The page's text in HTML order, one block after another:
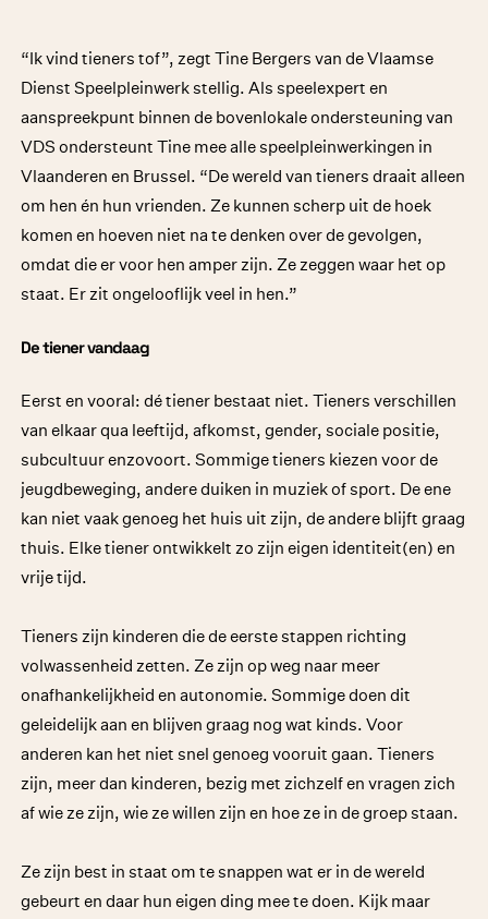
“Ik vind tieners tof”, zegt Tine Bergers van de Vlaamse
Dienst Speelpleinwerk stellig. Als speelexpert en
aanspreekpunt binnen de bovenlokale ondersteuning van
VDS ondersteunt Tine mee alle speelpleinwerkingen in
Vlaanderen en Brussel. “De wereld van tieners draait alleen
om hen én hun vrienden. Ze kunnen scherp uit de hoek
komen en hoeven niet na te denken over de gevolgen,
omdat die er voor hen amper zijn. Ze zeggen waar het op
staat. Er zit ongelooflijk veel in hen.”
De tiener vandaag
Eerst en vooral: dé tiener bestaat niet. Tieners verschillen
van elkaar qua leeftijd, afkomst, gender, sociale positie,
subcultuur enzovoort. Sommige tieners kiezen voor de
jeugdbeweging, andere duiken in muziek of sport. De ene
kan niet vaak genoeg het huis uit zijn, de andere blijft graag
thuis. Elke tiener ontwikkelt zo zijn eigen identiteit(en) en
vrije tijd.
Tieners zijn kinderen die de eerste stappen richting
volwassenheid zetten. Ze zijn op weg naar meer
onafhankelijkheid en autonomie. Sommige doen dit
geleidelijk aan en blijven graag nog wat kinds. Voor
anderen kan het niet snel genoeg vooruit gaan. Tieners
zijn, meer dan kinderen, bezig met zichzelf en vragen zich
af wie ze zijn, wie ze willen zijn en hoe ze in de groep staan.
Ze zijn best in staat om te snappen wat er in de wereld
gebeurt en daar hun eigen ding mee te doen. Kijk maar